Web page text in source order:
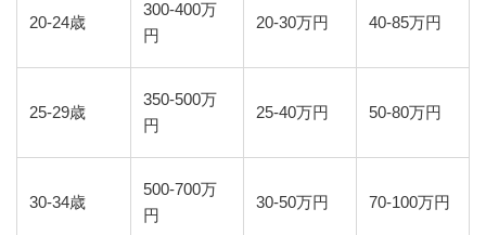
20-24歳
300-400万
円
20-30万円 40-85万円
25-29歳
350-500万
円
25-40万円 50-80万円
30-34歳
500-700万
円
30-50万円 70-100万円